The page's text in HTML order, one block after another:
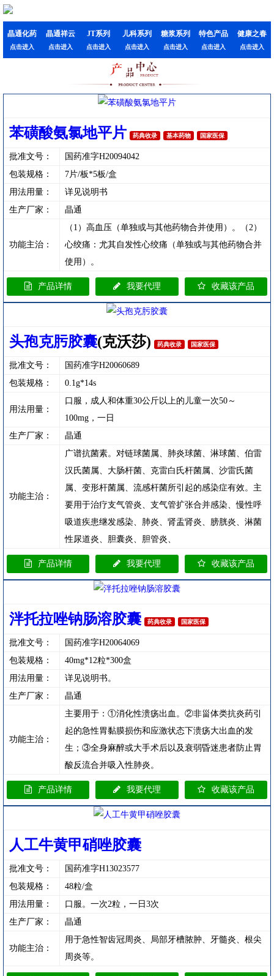
晶通化药
点击进入
晶通祥云
点击进入
JT系列
点击进入
儿科系列
点击进入
糖浆系列
点击进入
特色产品
点击进入
健康之春
点击进入
苯磺酸氨氯地平片 药典收录 基本药物 国家医保
批准文号：
国药准字H20094042
包装规格：
7片/板*5板/盒
用法用量：
详见说明书
生产厂家：
晶通
功能主治：
（1）高血压（单独或与其他药物合并使用）。（2）
心绞痛：尤其自发性心绞痛（单独或与其他药物合并
使用）。
产品详情 我要代理 收藏该产品
头孢克肟胶囊(克沃莎) 药典收录 国家医保
批准文号：
国药准字H20060689
包装规格：
0.1g*14s
用法用量：
口服，成人和体重30公斤以上的儿童一次50～
100mg，一日
生产厂家：
晶通
功能主治：
广谱抗菌素。对链球菌属、肺炎球菌、淋球菌、伯雷
汉氏菌属、大肠杆菌、克雷白氏杆菌属、沙雷氏菌
属、变形杆菌属、流感杆菌所引起的感染症有效。主
要用于治疗支气管炎、支气管扩张合并感染、慢性呼
吸道疾患继发感染、肺炎、肾盂肾炎、膀胱炎、淋菌
性尿道炎、胆囊炎、胆管炎、
产品详情 我要代理 收藏该产品
泮托拉唑钠肠溶胶囊 药典收录 国家医保
批准文号：
国药准字H20064069
包装规格：
40mg*12粒*300盒
用法用量：
详见说明书。
生产厂家：
晶通
功能主治：
主要用于：①消化性溃疡出血。②非甾体类抗炎药引
起的急性胃黏膜损伤和应激状态下溃疡大出血的发
生；③全身麻醉或大手术后以及衰弱昏迷患者防止胃
酸反流合并吸入性肺炎。
产品详情 我要代理 收藏该产品
人工牛黄甲硝唑胶囊
批准文号：
国药准字H13023577
包装规格：
48粒/盒
用法用量：
口服。一次2粒，一日3次
生产厂家：
晶通
功能主治：
用于急性智齿冠周炎、局部牙槽脓肿、牙髓炎、根尖
周炎等。